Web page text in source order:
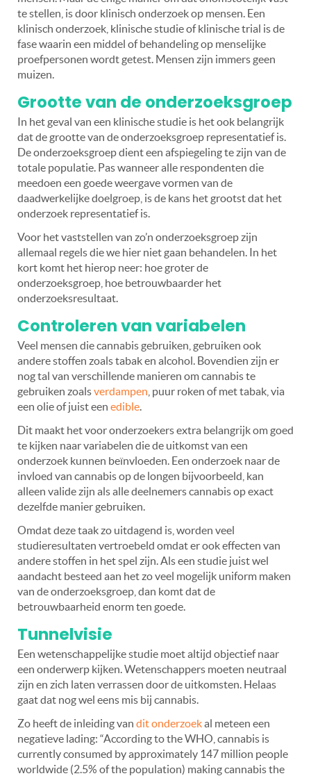
te stellen, is door klinisch onderzoek op mensen. Een
klinisch onderzoek, klinische studie of klinische trial is de
fase waarin een middel of behandeling op menselijke
proefpersonen wordt getest. Mensen zijn immers geen
muizen.
Grootte van de onderzoeksgroep
In het geval van een klinische studie is het ook belangrijk
dat de grootte van de onderzoeksgroep representatief is.
De onderzoeksgroep dient een afspiegeling te zijn van de
totale populatie. Pas wanneer alle respondenten die
meedoen een goede weergave vormen van de
daadwerkelijke doelgroep, is de kans het grootst dat het
onderzoek representatief is.
Voor het vaststellen van zo’n onderzoeksgroep zijn
allemaal regels die we hier niet gaan behandelen. In het
kort komt het hierop neer: hoe groter de
onderzoeksgroep, hoe betrouwbaarder het
onderzoeksresultaat.
Controleren van variabelen
Veel mensen die cannabis gebruiken, gebruiken ook
andere stoffen zoals tabak en alcohol. Bovendien zijn er
nog tal van verschillende manieren om cannabis te
gebruiken zoalsverdampen , puur roken of met tabak, via
een olie of juist een edible
Dit maakt het voor onderzoekers extra belangrijk om goed
te kijken naar variabelen die de uitkomst van een
onderzoek kunnen beïnvloeden. Een onderzoek naar de
invloed van cannabis op de longen bijvoorbeeld, kan
alleen valide zijn als alle deelnemers cannabis op exact
dezelfde manier gebruiken.
Omdat deze taak zo uitdagend is, worden veel
studieresultaten vertroebeld omdat er ook effecten van
andere stoffen in het spel zijn. Als een studie juist wel
aandacht besteed aan het zo veel mogelijk uniform maken
van de onderzoeksgroep, dan komt dat de
betrouwbaarheid enorm ten goede.
Tunnelvisie
Een wetenschappelijke studie moet altijd objectief naar
een onderwerp kijken. Wetenschappers moeten neutraal
zijn en zich laten verrassen door de uitkomsten. Helaas
gaat dat nog wel eens mis bij cannabis.
Zo heeft de inleiding van dit onderzoekal meteen een
negatieve lading: “According to the WHO, cannabis is
currently consumed by approximately 147 million people
worldwide (2.5% of the population) making cannabis the